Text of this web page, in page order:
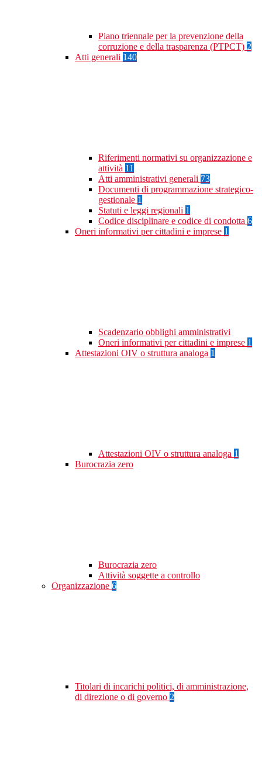
Piano triennale per la prevenzione della
corruzione e della trasparenza (PTPCT) 2
Atti generali 140
Riferimenti normativi su organizzazione e
attività 11
Atti amministrativi generali 73
Documenti di programmazione strategico-
gestionale 1
Statuti e leggi regionali 1
Codice disciplinare e codice di condotta 6
Oneri informativi per cittadini e imprese 1
Scadenzario obblighi amministrativi
Oneri informativi per cittadini e imprese 1
Attestazioni OIV o struttura analoga 1
Attestazioni OIV o struttura analoga 1
Burocrazia zero
Burocrazia zero
Attività soggette a controllo
Organizzazione 6
Titolari di incarichi politici, di amministrazione,
di direzione o di governo 2